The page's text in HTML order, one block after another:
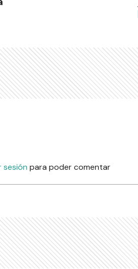
sesión para poder comentar